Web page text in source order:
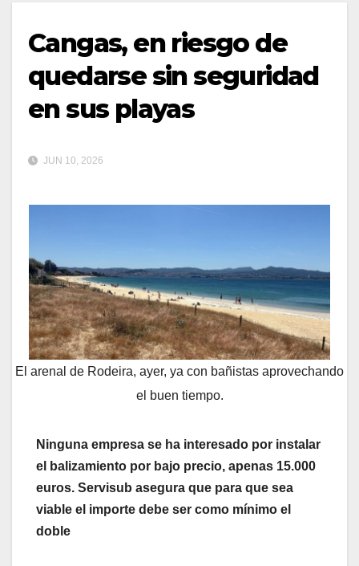
Cangas, en riesgo de
quedarse sin seguridad
en sus playas
JUN 10, 2026
El arenal de Rodeira, ayer, ya con bañistas aprovechando
el buen tiempo.
Ninguna empresa se ha interesado por instalar
el balizamiento por bajo precio, apenas 15.000
euros. Servisub asegura que para que sea
viable el importe debe ser como mínimo el
doble